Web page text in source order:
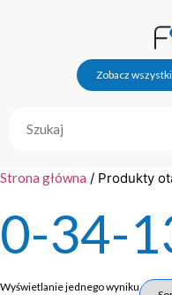
Zobacz
Strona główna / Produkty
0-34-
Wyświetlanie jednego wyniku